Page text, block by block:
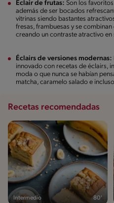
Éclair de frutas: Son los
además de ser bocados
vitrinas siendo bastantes
fresas, frambuesas y se
creando un contraste atractivo
Éclairs de versiones modernas:
innovado con recetas de éclairs,
moda o que nunca se habían
matcha, caramelo salado e
Recetas recomendadas
Intermedio 80'